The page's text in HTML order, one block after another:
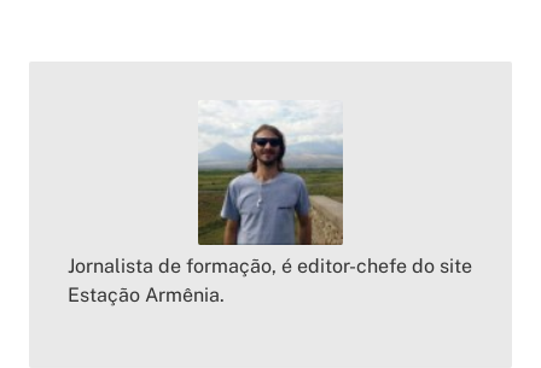
Jornalista de formação, é editor-chefe do site
Estação Armênia.